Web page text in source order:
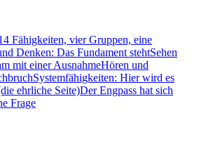
Fähigkeiten, vier Gruppen, eine
Denken: Das Fundament stehtSehen
mit einer AusnahmeHören und
Systemfähigkeiten: Hier wird es
ehrliche Seite)Der Engpass hat sich
Frage